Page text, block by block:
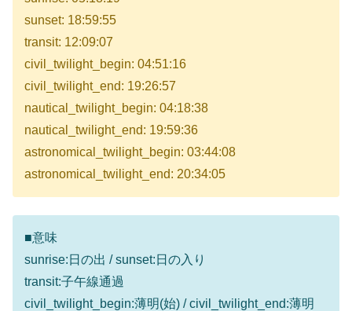
sunset: 18:59:55
transit: 12:09:07
civil_twilight_begin: 04:51:16
civil_twilight_end: 19:26:57
nautical_twilight_begin: 04:18:38
nautical_twilight_end: 19:59:36
astronomical_twilight_begin: 03:44:08
astronomical_twilight_end: 20:34:05
■意味
sunrise:日の出 / sunset:日の入り
transit:子午線通過
civil_twilight_begin:薄明(始) / civil_twilight_end:薄明